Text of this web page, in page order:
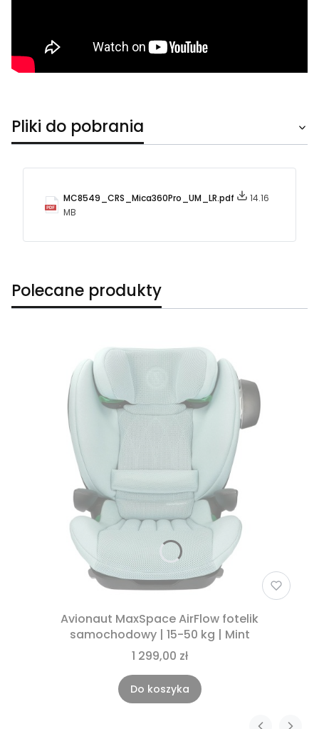
Pliki do pobrania
MC8549_CRS_Mica360Pro_UM_LR.pdf
14.16
MB
Polecane produkty
Avionaut MaxSpace AirFlow fotelik
samochodowy | 15-50 kg | Mint
1 299,00 zł
Do koszyka